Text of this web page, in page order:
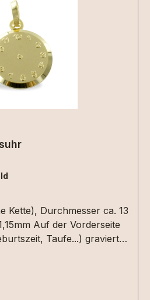
Kette), Durchmesser ca. 13
Auf der Vorderseite
Taufe...) graviert